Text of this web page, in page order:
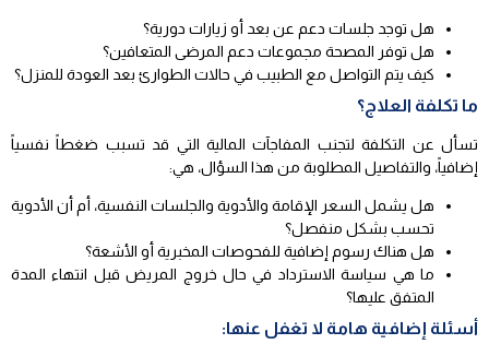
هل توجد جلسات دعم عن بعد أو زيارات دورية؟
هل توفر المصحة مجموعات دعم المرضى المتعافين؟
كيف يتم التواصل مع الطبيب في حالات الطوارئ بعد العودة للمنزل؟
ما تكلفة العلاج؟
تسأل عن التكلفة لتجنب المفاجآت المالية التي قد تسبب ضغطاً نفسياً
إضافياً، والتفاصيل المطلوبة من هذا السؤال، هي:
هل يشمل السعر الإقامة والأدوية والجلسات النفسية، أم أن الأدوية
تحسب بشكل منفصل؟
هل هناك رسوم إضافية للفحوصات المخبرية أو الأشعة؟
ما هي سياسة الاسترداد في حال خروج المريض قبل انتهاء المدة
المتفق عليها؟
أسئلة إضافية هامة لا تغفل عنها: